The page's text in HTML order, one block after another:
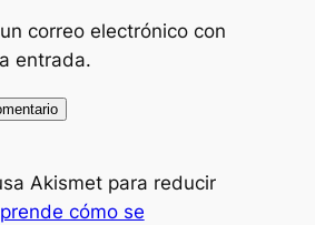
correo electrónico con
entrada.
Akismet para reducir
cómo se